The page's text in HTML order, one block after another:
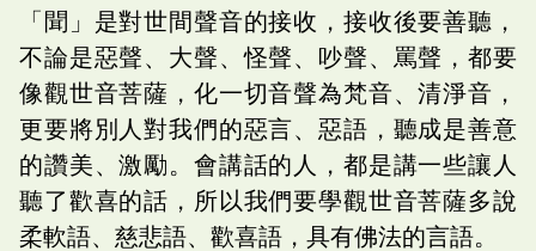
「聞」是對世間聲音的接收，接收後要善聽，
不論是惡聲、大聲、怪聲、吵聲、罵聲，都要
像觀世音菩薩，化一切音聲為梵音、清淨音，
更要將別人對我們的惡言、惡語，聽成是善意
的讚美、激勵。會講話的人，都是講一些讓人
聽了歡喜的話，所以我們要學觀世音菩薩多說
柔軟語、慈悲語、歡喜語，具有佛法的言語。